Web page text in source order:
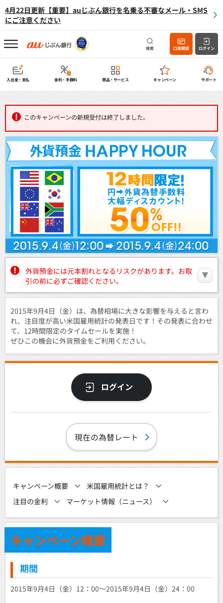
4月22日更新【重要】auじぶん銀行を名乗る不審なメール・SMS
にご注意ください
検索 口座開設 ログイン
入出金・支払 金利・手数料 商品・サービス キャンペーン サポート
このキャンペーンの新規受付は終了しました。
外貨預金には元本割れとなるリスクがあります。お取
引の前に必ずご確認ください。
2015年9月4日（金）は、為替相場に大きな影響を与えると言わ
れ、注目度が高い米国雇用統計の発表日です！その発表に合わせ
て、12時間限定のタイムセールを実施！
ぜひこの機会に外貨預金をご利用ください。
ログイン
現在の為替レート
キャンペーン概要
米国雇用統計とは？
注目の金利
マーケット情報（ニュース）
キャンペーン概要
期間
2015年9月4日（金）12：00～2015年9月4日（金）24：00